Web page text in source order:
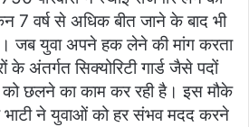
7 वर्ष से अधिक बीत जाने के बाद भी
है। जब युवा अपने हक लेने की मांग करता
के अंतर्गत सिक्योरिटी गार्ड जैसे पदों
छलने का काम कर रही है। इस मौके
भाटी ने युवाओं को हर संभव मदद करने